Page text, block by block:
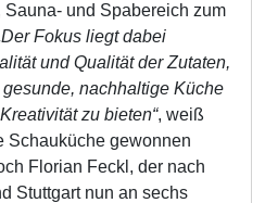
Sauna- und Spabereich zum
Fokus liegt dabei
und Qualität der Zutaten,
nachhaltige Küche
zu bieten“, weiß
Schauküche gewonnen
Florian Feckl, der nach
Stuttgart nun an sechs